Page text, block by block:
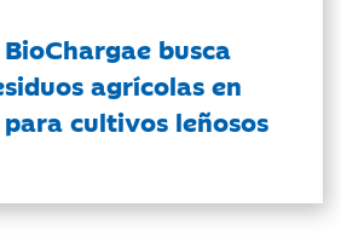
busca
agrícolas en
cultivos leñosos